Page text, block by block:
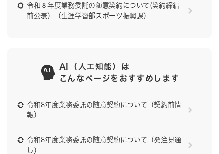
令和８年度業務委託の随意契約について(契約締結
前公表）（生涯学習部スポーツ振興課）
AI（人工知能）は
こんなページをおすすめします
令和8年度業務委託の随意契約について（契約前情
報）
令和8年度業務委託の随意契約について（発注見通
し）